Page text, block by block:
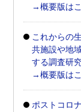
→概要版は
これからの
共施設や地
する調査研
→概要版は
ポストコロ